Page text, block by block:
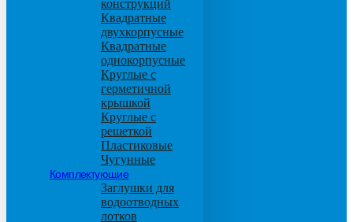
конструкций
Квадратные
двухкорпусные
Квадратные
однокорпусные
Круглые с
герметичной
крышкой
Круглые с
решеткой
Пластиковые
Чугунные
Комплектующие
Заглушки для
водоотводных
лотков